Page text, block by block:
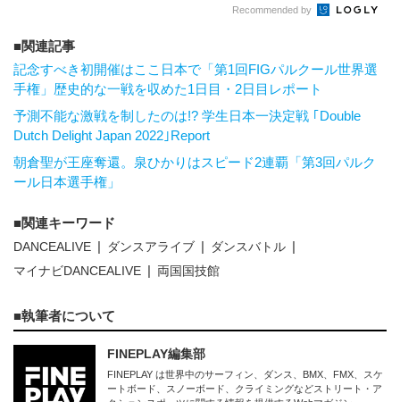
Recommended by
関連記事
記念すべき初開催はここ日本で「第1回FIGパルクール世界選
手権」歴史的な一戦を収めた1日目・2日目レポート
予測不能な激戦を制したのは!? 学生日本一決定戦 ｢Double
Dutch Delight Japan 2022｣Report
朝倉聖が王座奪還。泉ひかりはスピード2連覇「第3回パルク
ール日本選手権」
関連キーワード
DANCEALIVE ダンスアライブ
ダンスバトル
マイナビDANCEALIVE
両国国技館
執筆者について
FINEPLAY編集部
FINEPLAY は世界中のサーフィン、ダンス、BMX、FMX、スケ
ートボード、スノーボード、クライミングなどストリート・ア